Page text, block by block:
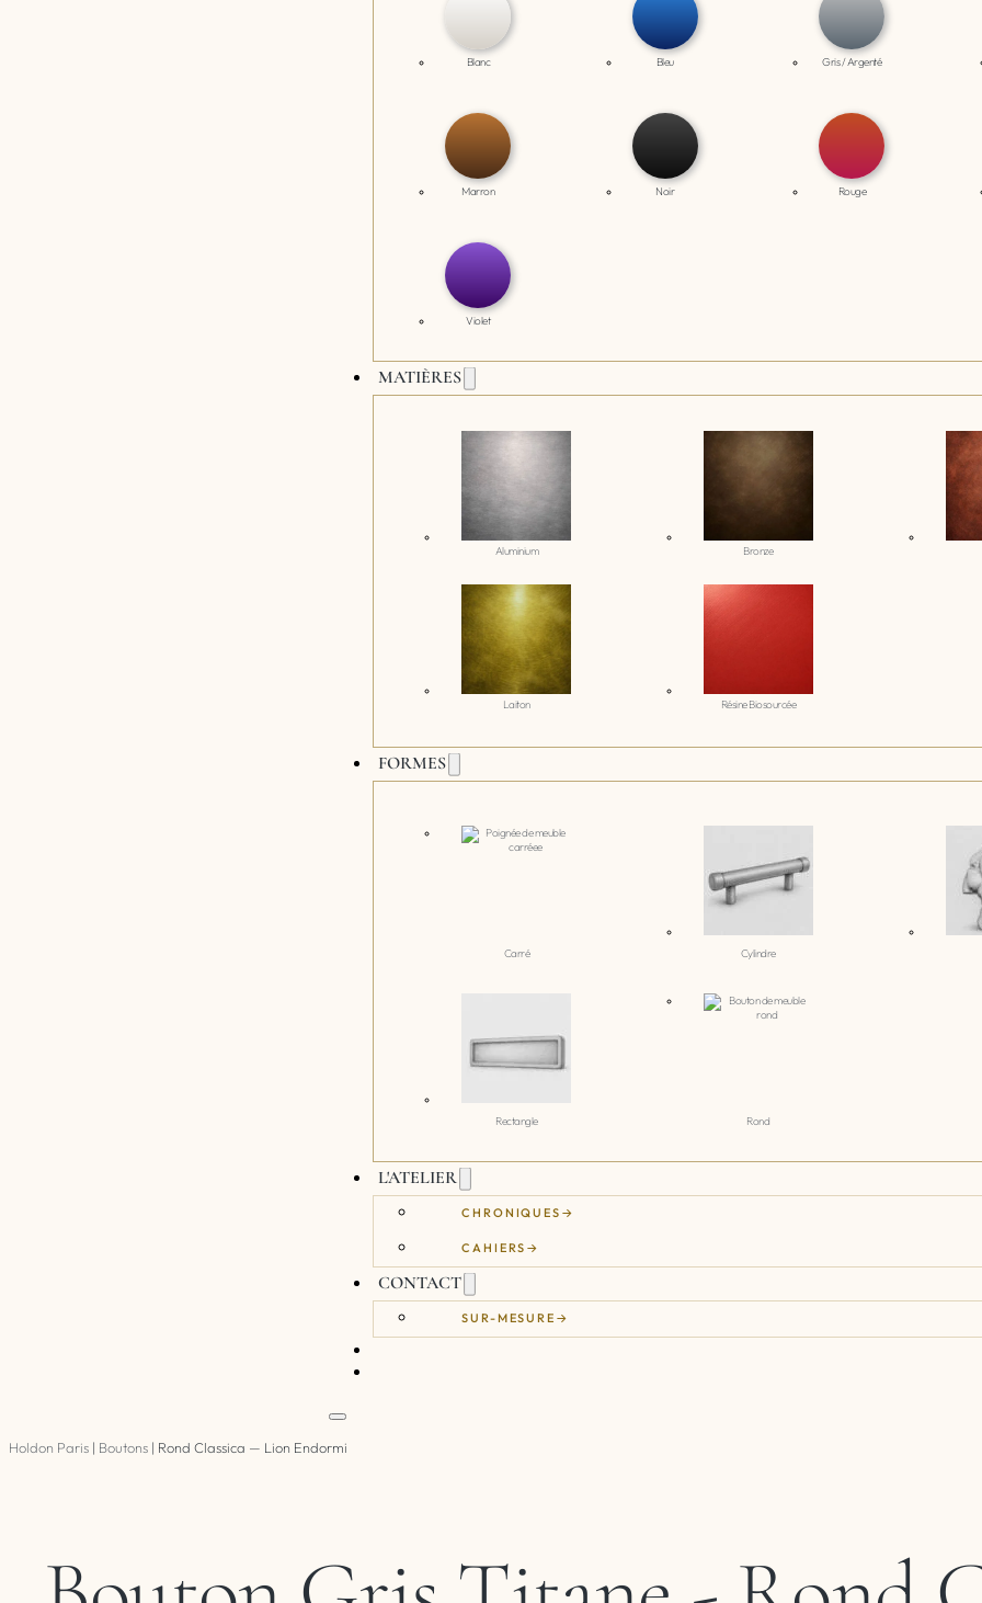
Blanc Bleu Gris / Argenté
Marron Noir Rouge
Violet
MATIÈRES
Aluminium Bronze
Laiton Résine Biosourcée
FORMES
Carré Cylindre
Rectangle Rond
L'ATELIER
CHRONIQUES
CAHIERS
CONTACT
SUR-MESURE
Holdon Paris | Boutons | Rond Classica — Lion Endormi